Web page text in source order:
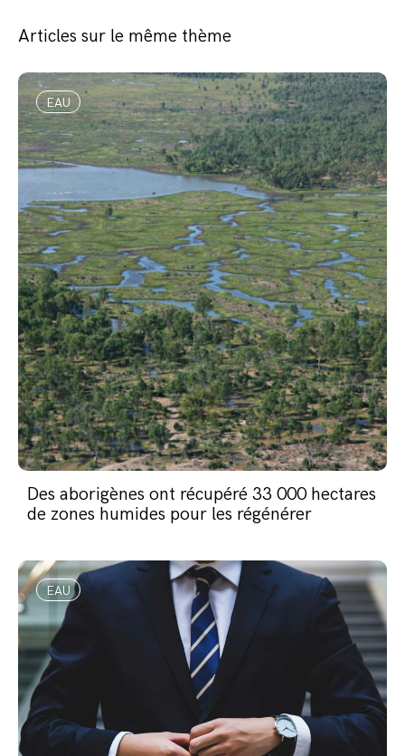
Articles sur le même thème
EAU
Des aborigènes ont récupéré 33 000 hectares
de zones humides pour les régénérer
EAU